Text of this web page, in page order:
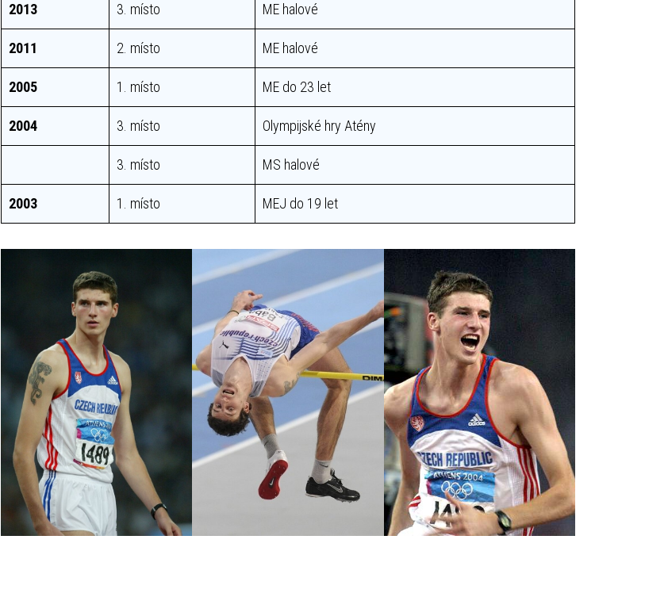
2013 3. místo ME halové
2011 2. místo ME halové
2005 1. místo ME do 23 let
2004 3. místo Olympijské hry Atény
3. místo MS halové
2003 1. místo MEJ do 19 let